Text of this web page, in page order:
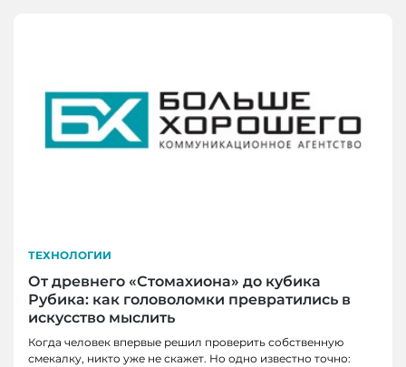
ТЕХНОЛОГИИ
От древнего «Стомахиона» до кубика
Рубика: как головоломки превратились в
искусство мыслить
Когда человек впервые решил проверить собственную
смекалку, никто уже не скажет. Но одно известно точно: